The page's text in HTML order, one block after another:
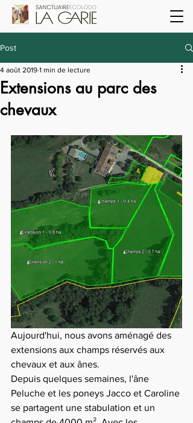
Post
Extensions au parc des
chevaux
4 août 2019 1 min de lecture
Aujourd'hui, nous avons aménagé des
extensions aux champs réservés aux
chevaux et aux ânes.
Depuis quelques semaines, l'âne
Peluche et les poneys Jacco et Caroline
se partagent une stabulation et un